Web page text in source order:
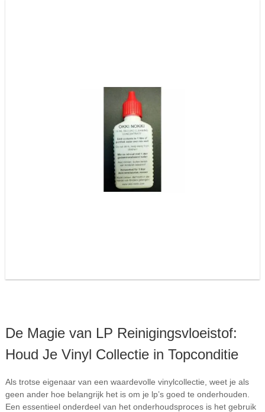
De Magie van LP Reinigingsvloeistof:
Houd Je Vinyl Collectie in Topconditie
Als trotse eigenaar van een waardevolle vinylcollectie, weet je als
geen ander hoe belangrijk het is om je lp’s goed te onderhouden.
Een essentieel onderdeel van het onderhoudsproces is het gebruik